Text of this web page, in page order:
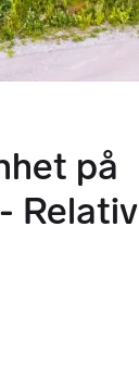
på
Relativ